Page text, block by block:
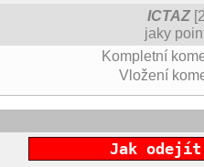
ICTAZ
jaky
Kompletní
Vložení
Jak odejít